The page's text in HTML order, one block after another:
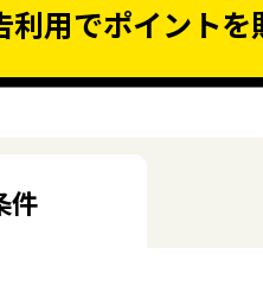
利用でポイントを
件